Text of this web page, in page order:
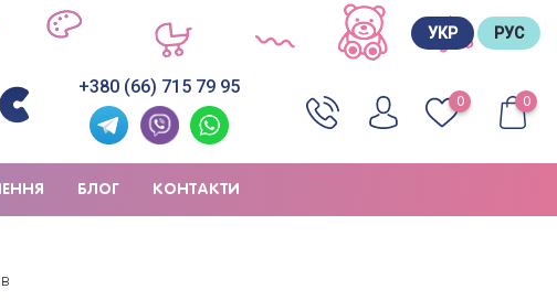
УКР РУС
+380 (66) 715 79 95
0 0
БЛОГ КОНТАКТИ